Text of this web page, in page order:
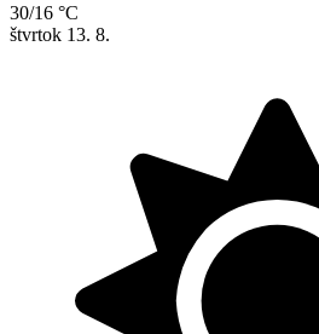
30/16 °C
štvrtok 13. 8.